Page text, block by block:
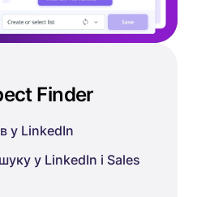
Finder
у LinkedIn
у LinkedIn і Sales